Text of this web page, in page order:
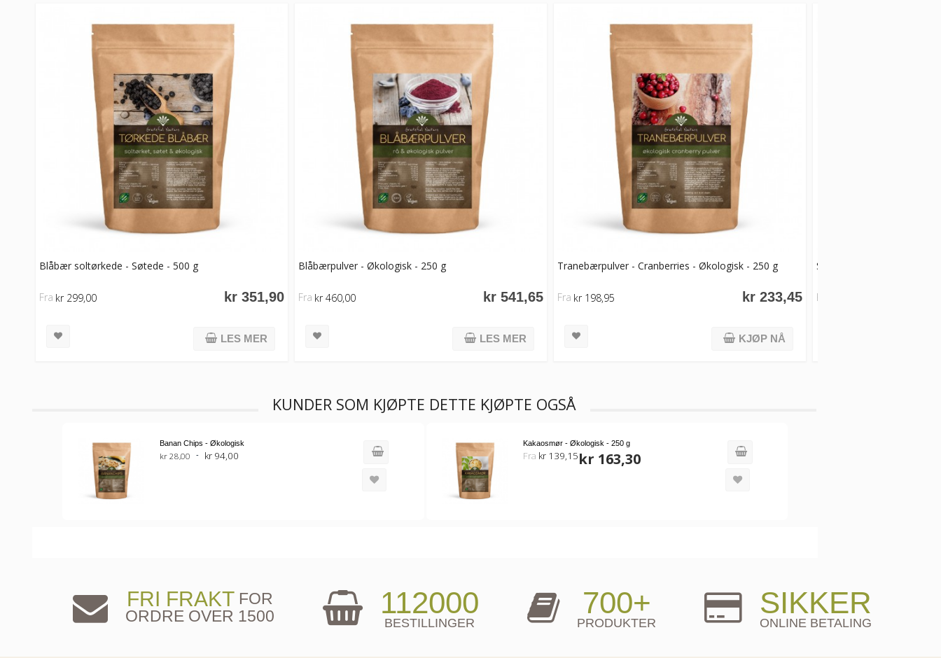
Blåbær soltørkede - Søtede - 500 g
kr 351,90
Fra kr 299,00
LES MER
Blåbærpulver - Økologisk - 250 g
kr 541,65
Fra kr 460,00
LES MER
Tranebærpulver - Cranberries - Økologisk - 250 g
kr 233,45
Fra kr 198,95
KJØP NÅ
Soltørket tomat, halvdelte
Fra
KUNDER SOM KJØPTE DETTE KJØPTE OGSÅ
Banan Chips - Økologisk
kr 28,00 kr 94,00
Kakaosmør - Økologisk - 250 g
kr 163,30
Fra kr 139,15
FRI FRAKT FOR
ORDRE OVER 1500
112000
BESTILLINGER
700+
PRODUKTER
SIKKER
ONLINE BETALING